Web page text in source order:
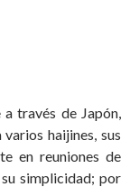
través de Japón,
haijines, sus
en reuniones de
simplicidad; por